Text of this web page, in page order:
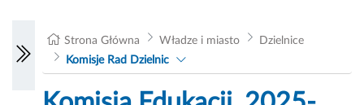
Strona Główna Władze i miasto
Dzielnice
Komisje Rad Dzielnic